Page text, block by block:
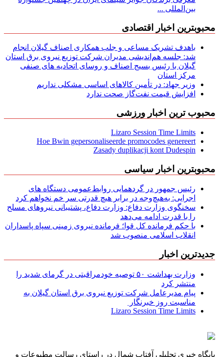
بین‌المللی ...
محبوبترین اخبار اقتصادی
باهدف تشریک مساعی و جلب همکاری اصناف گیلان انجام
شد: جلسه هم‌اندیشی مدیران شركت توزیع نیروی برق استان
گیلان با رئیس بسیج اصناف و روسای اتحادیه های صنفی
مركز استان
وزیر جهاد: در تأمین کالاهای اساسی مشکلی نداریم
افزایش قیمت نفت‌گاز صحت ندارد
محبوب ترین اخبار ورزشی
Lizaro Session Time Limits
Hoe Bwin gepersonaliseerde promocodes genereert
Zasady duplikacji kont Dudespin
محبوبترین اخبار سیاسی
رئیس جمهور در گردهمایی روابط‌عمومی دستگاه های
اجرایی: به‌هیچ‌وجه در برابر هیچ قدرتی سر خم نخواهم کرد
سخنگوی وزارت دفاع: وزارت دفاع، پشتیبانی نیرو‌های مسلح
را با قدرت ادامه می‌دهد
با حکم فرمانده کل قوا؛ فرمانده نیروی زمینی سپاه پاسداران
انقلاب اسلامی منصوب شد
جدیدترین اخبار
وزارت بهداشت ۵۰ توصیه خودمراقبتی در گرمای شدید را
منتشر کرد
پیام مدیرعامل شركت توزیع نیروی برق استان گیلان به
مناسبت روز خبرنگار ‌
Lizaro Session Time Limits
پایگاه خبری تحلیلی آفتاب شمال در راستای رسالت مطبوعات و